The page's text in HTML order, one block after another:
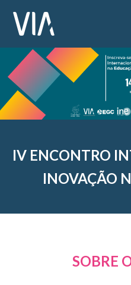
IV ENCONTRO
INOVAÇÃO
SOBRE